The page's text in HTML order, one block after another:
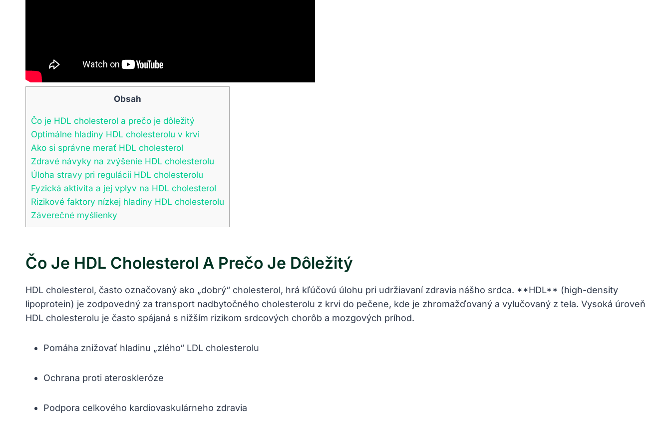
Obsah
Čo je HDL cholesterol a prečo je dôležitý
Optimálne hladiny HDL cholesterolu v krvi
Ako si správne merať HDL cholesterol
Zdravé návyky na zvýšenie HDL cholesterolu
Úloha stravy pri regulácii HDL cholesterolu
Fyzická aktivita a jej vplyv na HDL cholesterol
Rizikové faktory nízkej hladiny HDL cholesterolu
Záverečné myšlienky
Čo Je HDL Cholesterol A Prečo Je Dôležitý
HDL cholesterol, často označovaný ako „dobrý“ cholesterol, hrá kľúčovú úlohu pri udržiavaní zdravia nášho srdca. **HDL** (high-density
lipoprotein) je zodpovedný za transport nadbytočného cholesterolu z krvi do pečene, kde je zhromažďovaný a vylučovaný z tela. Vysoká úroveň
HDL cholesterolu je často spájaná s nižším rizikom srdcových chorôb a mozgových príhod.
Pomáha znižovať hladinu „zlého“ LDL cholesterolu
Ochrana proti ateroskleróze
Podpora celkového kardiovaskulárneho zdravia